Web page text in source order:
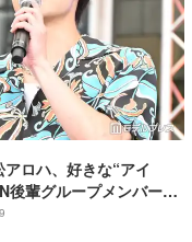
ロハ、好きな“アイ
後輩グループメンバー
い子なんですよ」【名
て】